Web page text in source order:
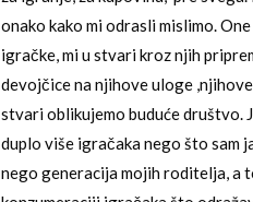
onako kako mi odrasli mislimo.
igračke, mi u stvari kroz njih
devojčice na njihove uloge
stvari oblikujemo buduće društvo.
duplo više igračaka nego što sam
nego generacija mojih roditelja, a